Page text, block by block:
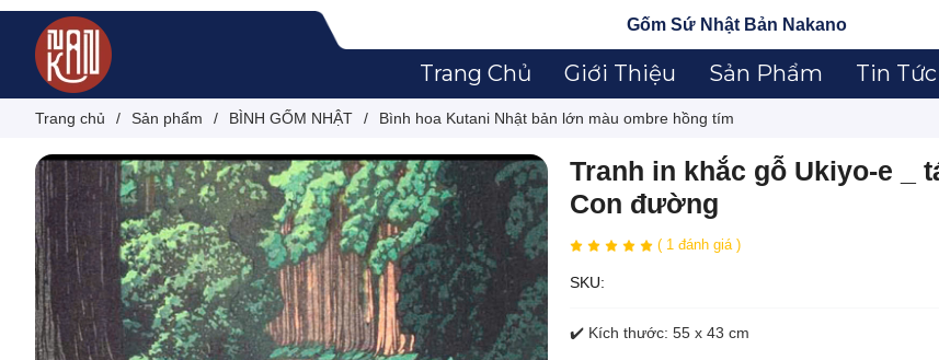
Gốm Sứ Nhật Bản Nakano
Trang Chủ Giới Thiệu Sản Phẩm Tin Tức
Trang chủ / Sản phẩm / BÌNH GỐM NHẬT / Bình hoa Kutani Nhật bản lớn màu ombre hồng tím
Tranh in khắc gỗ Ukiyo-e _
Con đường
( 1 đánh giá )
SKU:
✔️ Kích thước: 55 x 43 cm